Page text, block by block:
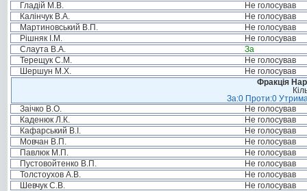
Гладій М.В.
Не голосував
Калінчук В.А.
Не голосував
Мартиновський В.П.
Не голосував
Рішняк І.М.
Не голосував
Слаута В.А.
За
Терещук С.М.
Не голосував
Шершун М.Х.
Не голосував
Фракція
За:0 Проти:0
Заічко В.О.
Не голосував
Каденюк Л.К.
Не голосував
Кафарський В.І.
Не голосував
Мовчан В.П.
Не голосував
Павлюк М.П.
Не голосував
Пустовойтенко В.П.
Не голосував
Толстоухов А.В.
Не голосував
Шевчук С.В.
Не голосував